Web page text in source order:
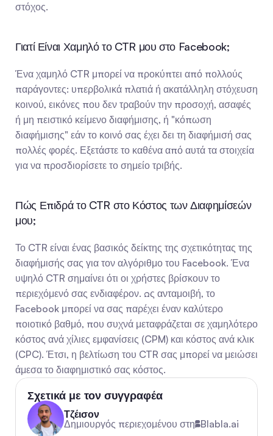
στόχος.
Γιατί Είναι Χαμηλό το CTR μου στο Facebook;
Ένα χαμηλό CTR μπορεί να προκύπτει από πολλούς
παράγοντες: υπερβολικά πλατιά ή ακατάλληλη στόχευση
κοινού, εικόνες που δεν τραβούν την προσοχή, ασαφές
ή μη πειστικό κείμενο διαφήμισης, ή "κόπωση
διαφήμισης" εάν το κοινό σας έχει δει τη διαφήμισή σας
πολλές φορές. Εξετάστε το καθένα από αυτά τα στοιχεία
για να προσδιορίσετε το σημείο τριβής.
Πώς Επιδρά το CTR στο Κόστος των Διαφημίσεών
μου;
Το CTR είναι ένας βασικός δείκτης της σχετικότητας της
διαφήμισής σας για τον αλγόριθμο του Facebook. Ένα
υψηλό CTR σημαίνει ότι οι χρήστες βρίσκουν το
περιεχόμενό σας ενδιαφέρον. Ως ανταμοιβή, το
Facebook μπορεί να σας παρέχει έναν καλύτερο
ποιοτικό βαθμό, που συχνά μεταφράζεται σε χαμηλότερο
κόστος ανά χίλιες εμφανίσεις (CPM) και κόστος ανά κλικ
(CPC). Έτσι, η βελτίωση του CTR σας μπορεί να μειώσει
άμεσα το διαφημιστικό σας κόστος.
Σχετικά με τον συγγραφέα
Τζέισον
Δημιουργός περιεχομένου στη Blabla.ai